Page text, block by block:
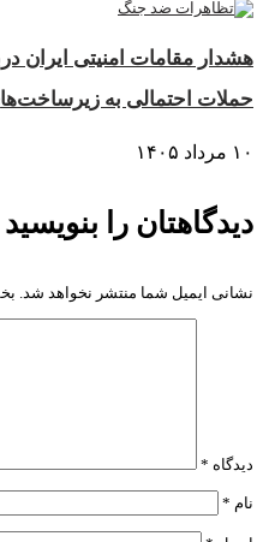
هشدار مقامات امنیتی ایران
حملات احتمالی به
۱۰ مرداد ۱۴۰۵
دیدگاهتان را بنویسید
نشانی ایمیل شما منتشر نخواهد شد.
دیدگاه *
نام *